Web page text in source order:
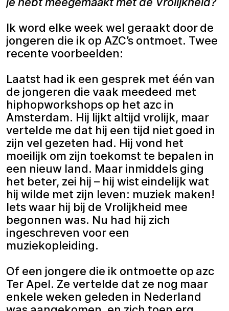
Ik word elke week wel geraakt door de
jongeren die ik op AZC’s ontmoet. Twee
recente voorbeelden:
Laatst had ik een gesprek met één van
de jongeren die vaak meedeed met
hiphopworkshops op het azc in
Amsterdam. Hij lijkt altijd vrolijk, maar
vertelde me dat hij een tijd niet goed in
zijn vel gezeten had. Hij vond het
moeilijk om zijn toekomst te bepalen in
een nieuw land. Maar inmiddels ging
het beter, zei hij – hij wist eindelijk wat
hij wilde met zijn leven: muziek maken!
Iets waar hij bij de Vrolijkheid mee
begonnen was. Nu had hij zich
ingeschreven voor een
muziekopleiding.
Of een jongere die ik ontmoette op azc
Ter Apel. Ze vertelde dat ze nog maar
enkele weken geleden in Nederland